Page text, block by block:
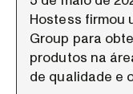
Hostess firmou
Group para
produtos na
de qualidade e